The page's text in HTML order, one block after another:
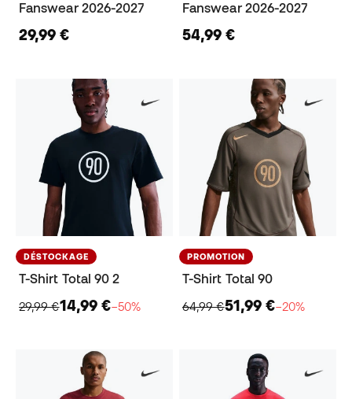
Fanswear 2026-2027
29,99 €
Fanswear 2026-2027
54,99 €
DÉSTOCKAGE
T-Shirt Total 90 2
29,99 €14,99 €−50%
PROMOTION
T-Shirt Total 90
64,99 €51,99 €−20%